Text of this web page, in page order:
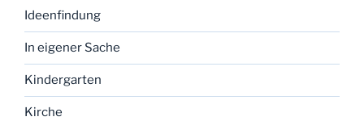
Ideenfindung
In eigener Sache
Kindergarten
Kirche